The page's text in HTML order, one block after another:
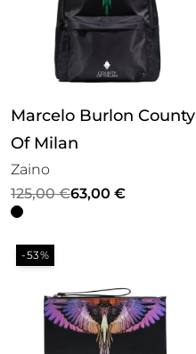
Marcelo Burlon County
Of Milan
Zaino
125,00€
Il
prezzo
originale
era:
125,00 €.
63,00 €
Il
prezzo
attuale
è:
63,00 €.
-53%